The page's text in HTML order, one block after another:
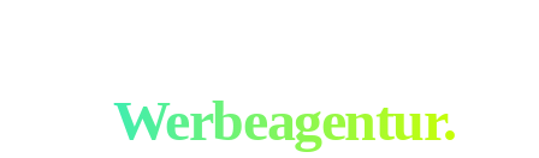
Werbeagentur.